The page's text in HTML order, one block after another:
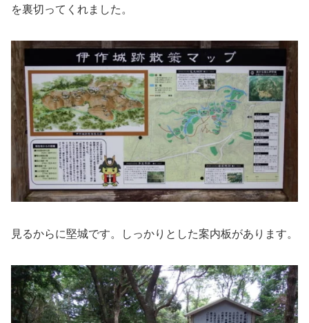
を裏切ってくれました。
見るからに堅城です。しっかりとした案内板があります。